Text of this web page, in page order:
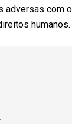
adversas com
humanos.